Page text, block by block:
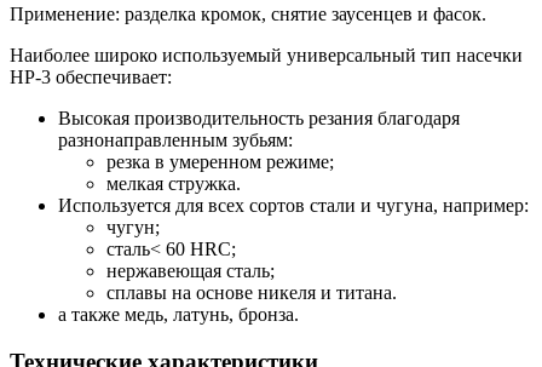
Применение: разделка кромок, снятие заусенцев и фасок.
Наиболее широко используемый универсальный тип насечки
HP-3 обеспечивает:
Высокая производительность резания благодаря
разнонаправленным зубьям:
резка в умеренном режиме;
мелкая стружка.
Используется для всех сортов стали и чугуна, например:
чугун;
сталь< 60 HRC;
нержавеющая сталь;
сплавы на основе никеля и титана.
а также медь, латунь, бронза.
Технические характеристики